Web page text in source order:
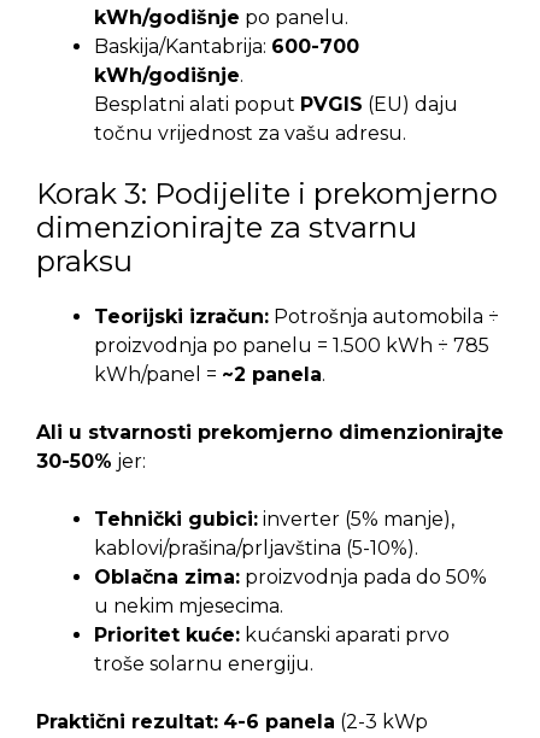
kWh/godišnje po panelu.
Baskija/Kantabrija: 600-700
kWh/godišnje.
Besplatni alati poput PVGIS (EU) daju
točnu vrijednost za vašu adresu.
Korak 3: Podijelite i prekomjerno
dimenzionirajte za stvarnu
praksu
Teorijski izračun: Potrošnja automobila ÷
proizvodnja po panelu = 1.500 kWh ÷ 785
kWh/panel = ~2 panela.
Ali u stvarnosti prekomjerno dimenzionirajte
30-50% jer:
Tehnički gubici: inverter (5% manje),
kablovi/prašina/prljavština (5-10%).
Oblačna zima: proizvodnja pada do 50%
u nekim mjesecima.
Prioritet kuće: kućanski aparati prvo
troše solarnu energiju.
Praktični rezultat: 4-6 panela (2-3 kWp